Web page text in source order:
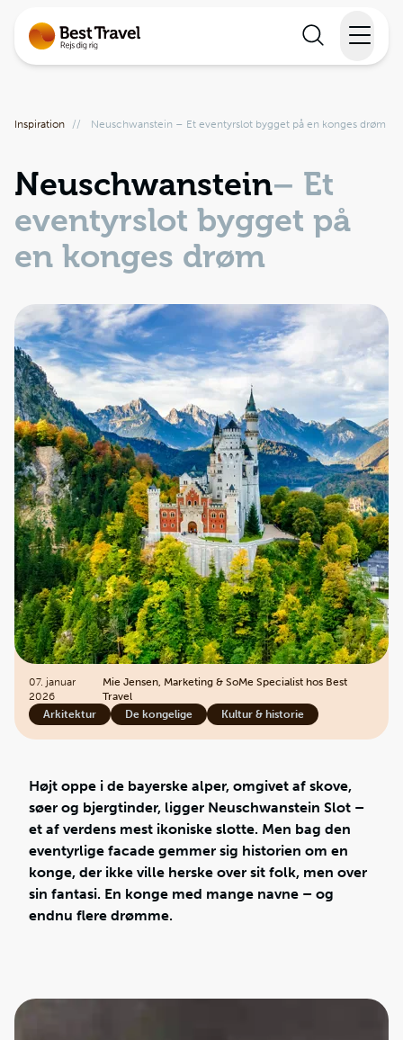
Rejsekalender
Inspiration
Min Rejse
Inspiration // Neuschwanstein – Et eventyrslot bygget på en konges drøm
Neuschwanstein– Et
eventyrslot bygget på
en konges drøm
07. januar
2026
Mie Jensen, Marketing & SoMe Specialist hos Best
Travel
Arkitektur
De kongelige Kultur & historie
Højt oppe i de bayerske alper, omgivet af skove,
søer og bjergtinder, ligger Neuschwanstein Slot –
et af verdens mest ikoniske slotte. Men bag den
eventyrlige facade gemmer sig historien om en
konge, der ikke ville herske over sit folk, men over
sin fantasi. En konge med mange navne – og
endnu flere drømme.